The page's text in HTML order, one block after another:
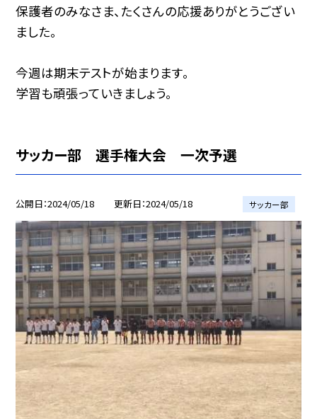
保護者のみなさま、たくさんの応援ありがとうござい
ました。
今週は期末テストが始まります。
学習も頑張っていきましょう。
サッカー部 選手権大会 一次予選
公開日 2024/05/18 更新日 2024/05/18 サッカー部